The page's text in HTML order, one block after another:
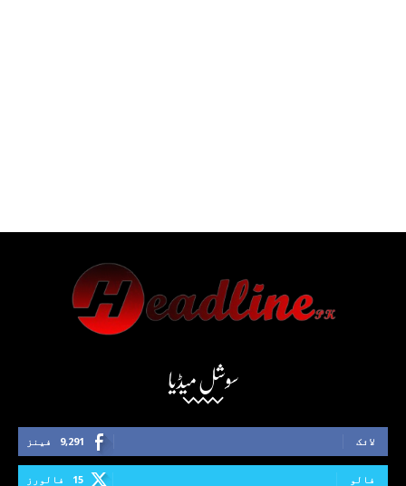
سوشل میڈیا
9,291 فینز لائک
15 فالورز فالو